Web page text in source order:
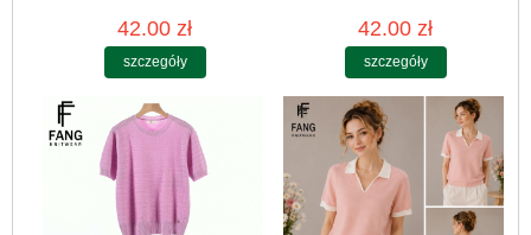
42.00 zł
szczegóły
42.00 zł
szczegóły